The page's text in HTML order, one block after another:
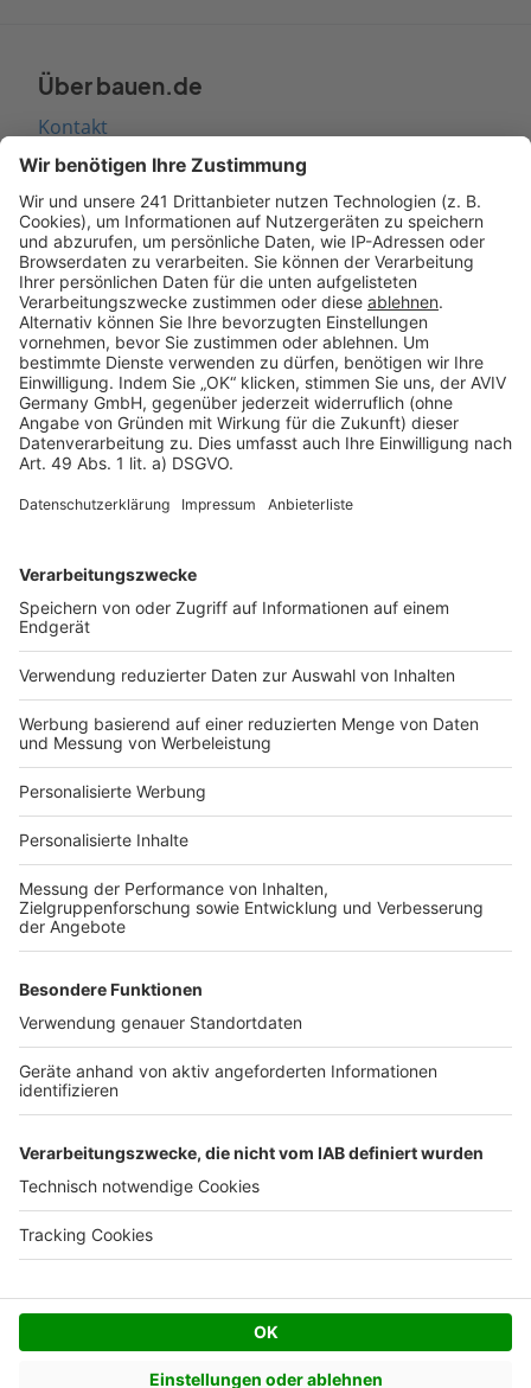
Über bauen.de
Kontakt
Seitenaufbau
Barrierefreiheit
Cookie Einstellungen
Rechtliches
AGB-Übersicht
Datenschutz
Impressum
Services
Bauprojekt-Quiz
Häuser-Suche
Hausanbieter-Suche
Bauprojekt-Profil
Für Unternehmen
Ihre Baufirma auf bauen.de
Kostenloses Infogespräch
© AVIV Germany GmbH - 2026
Facebook
Twitter